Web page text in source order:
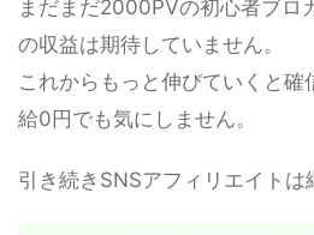
まだまだ2000PVの初心者ブロ
の収益は期待していません。
これからもっと伸びていくと
給0円でも気にしません。
引き続きSNSアフィリエイトは